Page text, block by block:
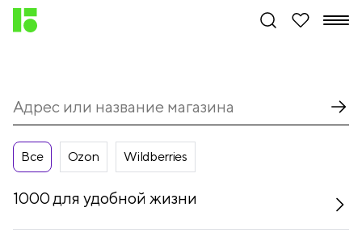
Все Ozon Wildberries
1000 для удобной жизни